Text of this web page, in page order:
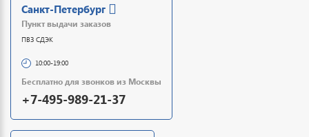
Санкт-Петербург
Пункт выдачи заказов
ПВЗ СДЭК
10:00-19:00
Бесплатно для звонков из Москвы
+7-495-989-21-37